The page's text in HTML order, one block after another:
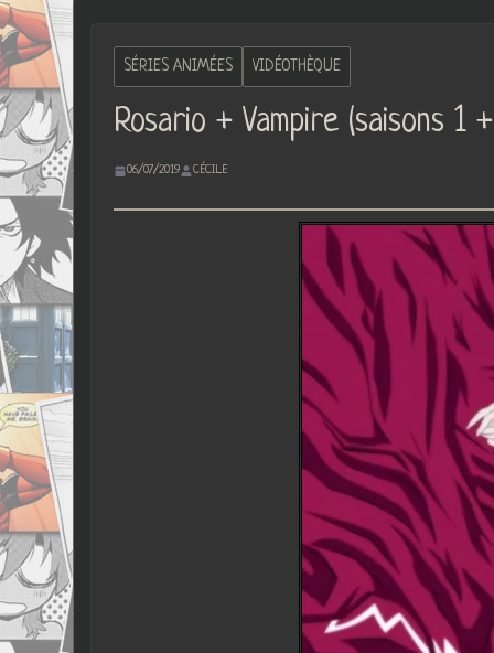
SÉRIES ANIMÉES VIDÉOTHÈQUE
Rosario + Vampire (saisons 1
06/07/2019 CÉCILE